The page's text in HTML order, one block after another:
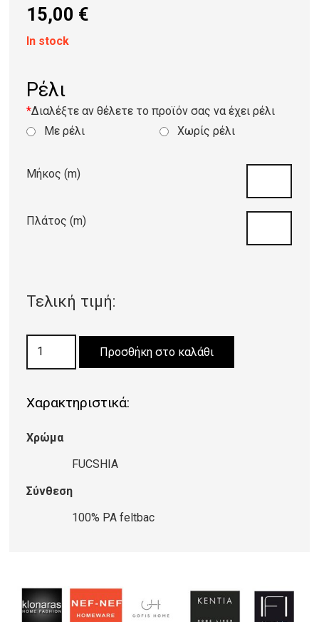
15,00 €
In stock
Ρέλι
*Διαλέξτε αν θέλετε το προϊόν σας να έχει ρέλι
Με ρέλι
Χωρίς ρέλι
Μήκος (m)
Πλάτος (m)
Τελική τιμή:
ΜΟΚΕΤΑ
FUCHSIA
Προσθήκη στο καλάθι
Χαρακτηριστικά:
Χρώμα
FUCSHIA
Σύνθεση
100% PA feltbac